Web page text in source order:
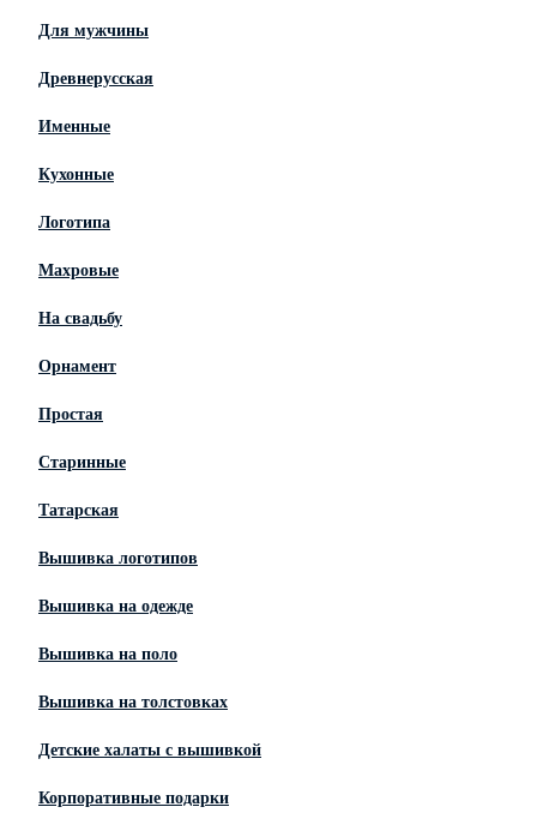
Для мужчины
Древнерусская
Именные
Кухонные
Логотипа
Махровые
На свадьбу
Орнамент
Простая
Старинные
Татарская
Вышивка логотипов
Вышивка на одежде
Вышивка на поло
Вышивка на толстовках
Детские халаты с вышивкой
Корпоративные подарки